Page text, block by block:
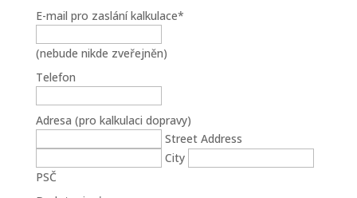
E-mail pro zaslání kalkulace*
(nebude nikde zveřejněn)
Telefon
Adresa (pro kalkulaci dopravy)
Street Address
City
PSČ